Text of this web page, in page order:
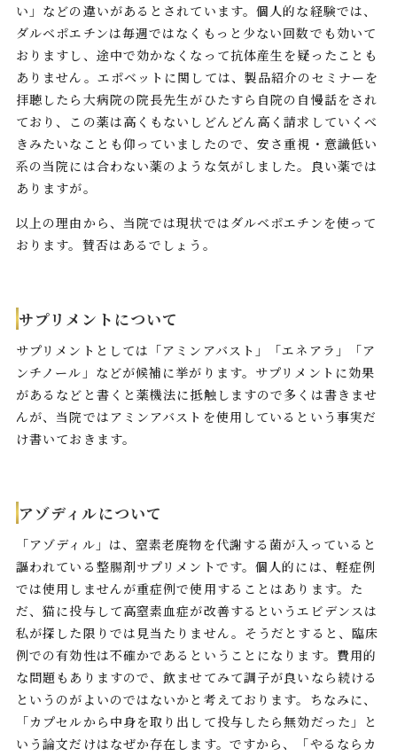
い」などの違いがあるとされています。個人的な経験では、
ダルベポエチンは毎週ではなくもっと少ない回数でも効いて
おりますし、途中で効かなくなって抗体産生を疑ったことも
ありません。エポベットに関しては、製品紹介のセミナーを
拝聴したら大病院の院長先生がひたすら自院の自慢話をされ
ており、この薬は高くもないしどんどん高く請求していくべ
きみたいなことも仰っていましたので、安さ重視・意識低い
系の当院には合わない薬のような気がしました。良い薬では
ありますが。
以上の理由から、当院では現状ではダルベポエチンを使って
おります。賛否はあるでしょう。
サプリメントについて
サプリメントとしては「アミンアバスト」「エネアラ」「ア
ンチノール」などが候補に挙がります。サプリメントに効果
があるなどと書くと薬機法に抵触しますので多くは書きませ
んが、当院ではアミンアバストを使用しているという事実だ
け書いておきます。
アゾディルについて
「アゾディル」は、窒素老廃物を代謝する菌が入っていると
謳われている整腸剤サプリメントです。個人的には、軽症例
では使用しませんが重症例で使用することはあります。た
だ、猫に投与して高窒素血症が改善するというエビデンスは
私が探した限りでは見当たりません。そうだとすると、臨床
例での有効性は不確かであるということになります。費用的
な問題もありますので、飲ませてみて調子が良いなら続ける
というのがよいのではないかと考えております。ちなみに、
「カプセルから中身を取り出して投与したら無効だった」と
いう論文だけはなぜか存在します。ですから、「やるならカ